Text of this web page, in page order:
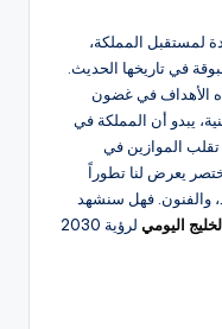
جديدة لمستقبل المملكة،
في تاريخها الحديث.
رؤية 2030 رسم هذه الأهداف في غضون
مع تطور رؤية 2030 الفنية، يبدو أن المملكة في
تقلب الموازين في
الأوسط. تقرير عن رؤية 2030 مختصر يعرض لنا تطوراً
والفنون. فهل سنشهد
اليومي
لرؤية 2030